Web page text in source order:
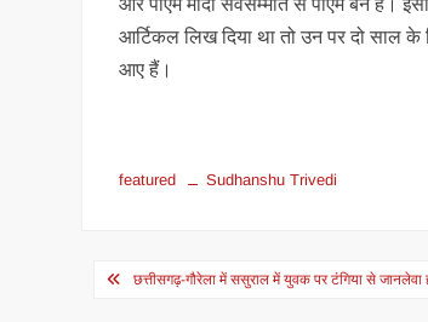
और पीएम मोदी सर्वसम्मति से पीएम बने हैं।
आर्टिकल लिख दिया था तो उन पर दो साल
आए हैं।
featured Sudhanshu Trivedi
Postछत्तीसगढ़-गौरेला में ससुराल में युवक पर टंगिया से जानलेवा